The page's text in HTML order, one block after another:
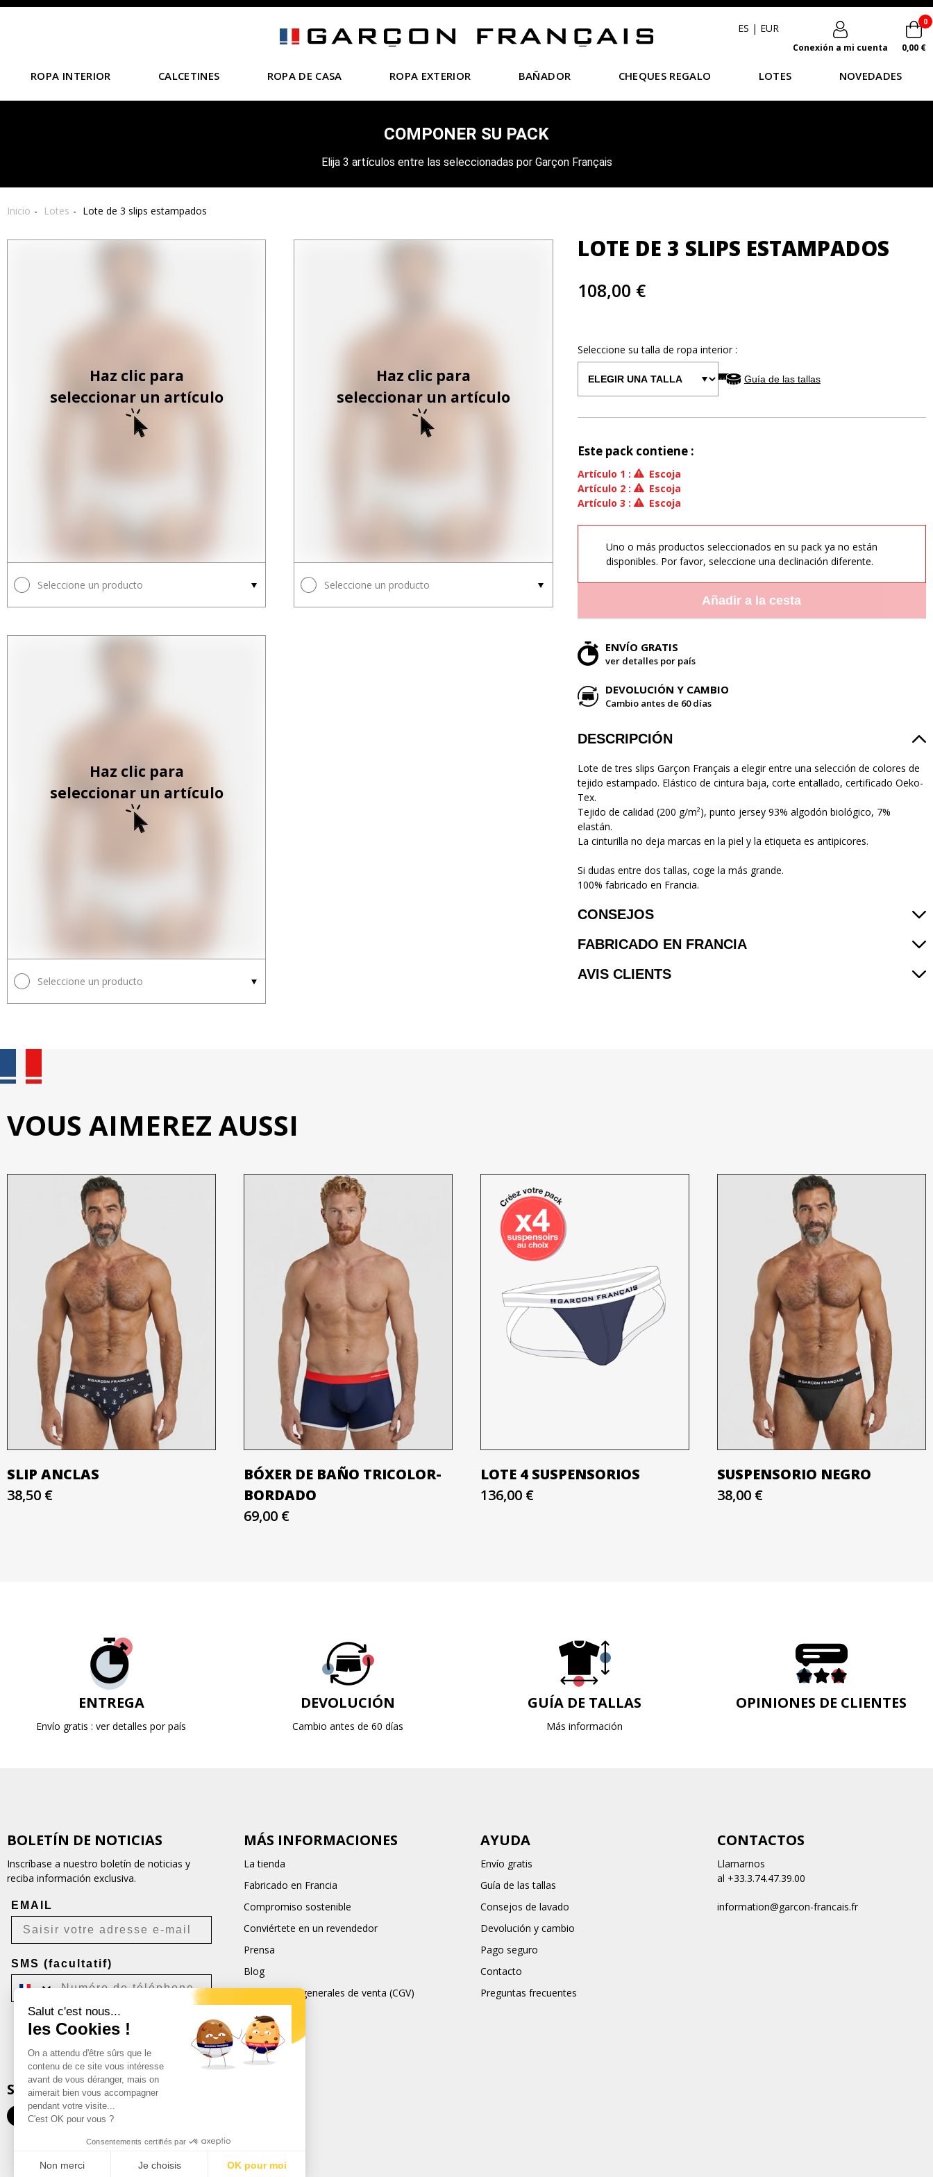
ES | EUR
Conexión a mi cuenta
0
0,00 €
ROPA INTERIOR CALCETINES ROPA DE CASA ROPA EXTERIOR BAÑADOR CHEQUES REGALO LOTES NOVEDADES
COMPONER SU PACK
Elija 3 artículos entre las seleccionadas por Garçon Français
Inicio Lotes Lote de 3 slips estampados
Haz clic para
seleccionar un artículo
Seleccione un producto
Haz clic para
seleccionar un artículo
Seleccione un producto
Haz clic para
seleccionar un artículo
Seleccione un producto
LOTE DE 3 SLIPS ESTAMPADOS
108,00 €
Seleccione su talla de ropa interior:
Guía de las tallas
Este pack contiene :
Artículo 1 :
Escoja
Artículo 2:
Escoja
Artículo 3 : Escoja
Uno o más productos seleccionados en su pack ya no están
disponibles. Por favor, seleccione una declinación diferente.
Añadir a la cesta
ENVÍO GRATIS
ver detalles por país
DEVOLUCIÓN Y CAMBIO
Cambio antes de 60 días
DESCRIPCIÓN
Lote de tres slips Garçon Français a elegir entre una selección de colores de
tejido estampado. Elástico de cintura baja, corte entallado, certificado Oeko-
Tex.
Tejido de calidad (200 g/m²), punto jersey 93% algodón biológico, 7%
elastán.
La cinturilla no deja marcas en la piel y la etiqueta es antipicores.
Si dudas entre dos tallas, coge la más grande.
100% fabricado en Francia.
CONSEJOS
FABRICADO EN FRANCIA
AVIS CLIENTS
VOUS AIMEREZ AUSSI
SLIP ANCLAS
38,50 €
BÓXER DE BAÑO TRICOLOR-
BORDADO
69,00 €
LOTE 4 SUSPENSORIOS
136,00 €
SUSPENSORIO NEGRO
38,00 €
ENTREGA
Envío gratis : ver detalles por país
DEVOLUCIÓN
Cambio antes de 60 días
GUÍA DE TALLAS
Más información
OPINIONES DE CLIENTES
BOLETÍN DE NOTICIAS
Inscríbase a nuestro boletín de noticias y
reciba información exclusiva.
EMAIL
SMS (facultatif)
Je m'inscris
Désabonnement possible à tout moment.
SEGUIRNOS
MÁS INFORMACIONES
La tienda
Fabricado en Francia
Compromiso sostenible
Conviértete en un revendedor
Prensa
Blog
Condiciones generales de venta (CGV)
CGU
AYUDA
Envío gratis
Guía de las tallas
Consejos de lavado
Devolución y cambio
Pago seguro
Contacto
Preguntas frecuentes
CONTACTOS
Llamarnos
al +33.3.74.47.39.00
information@garcon-francais.fr
Salut c'est nous...
les Cookies !
On a attendu d'être sûrs que le
contenu de ce site vous intéresse
avant de vous déranger, mais on
aimerait bien vous accompagner
pendant votre visite...
C'est OK pour vous ?
Consentements certifiés par
Non merci Je choisis OK pour moi